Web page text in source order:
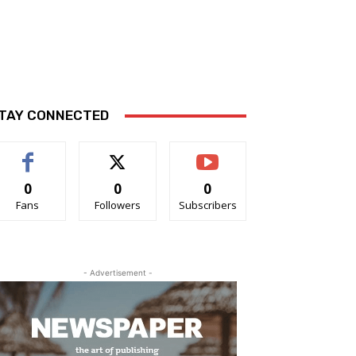
CONNECTED
0
Fans
0
Followers
0
Subscribers
- Advertisement -